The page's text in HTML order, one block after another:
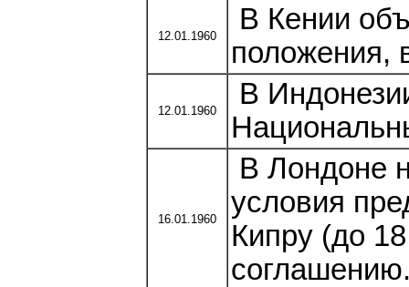
12.01.1960
В Кении
положения,
12.01.1960
В
16.01.1960
В Лондоне
условия
Кипру (до